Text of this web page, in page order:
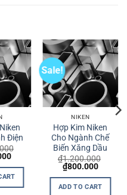
Điện
Current
is:
₫800.000.
Sale!
NIKEN
Hợp Kim Niken
Cho Ngành Chế
Biến Xăng Dầu
₫1.200.000
Original
price
was:
₫1.200.000.
₫800.000Current
is:
ADD TO CART